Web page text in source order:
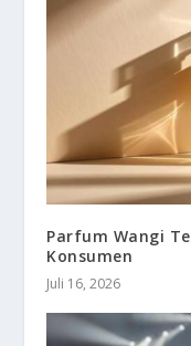
Parfum Wangi
Konsumen
Juli 16, 2026